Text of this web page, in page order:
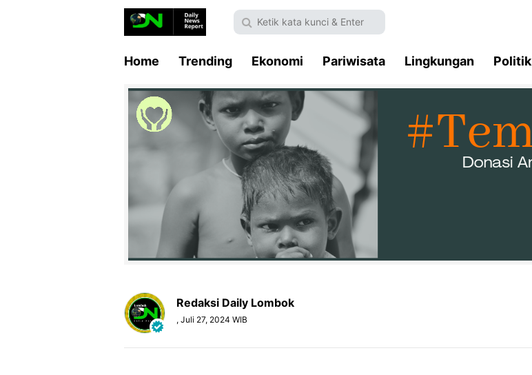
Home Trending Ekonomi Pariwisata Lingkungan Politik
Redaksi Daily Lombok
, Juli 27, 2024 WIB